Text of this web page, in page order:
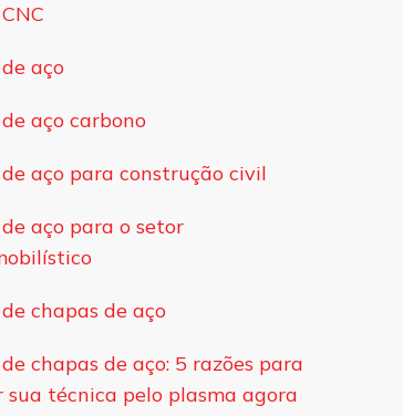
aço
aço carbono
aço para construção civil
aço para o setor
chapas de aço
chapas de aço: 5 razões para
sua técnica pelo plasma agora